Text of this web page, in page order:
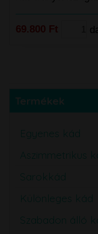
69.800 Ft
Termékek
Egyenes kád
Aszimmetrikus
Sarokkád
Különleges kád
Szabadon álló